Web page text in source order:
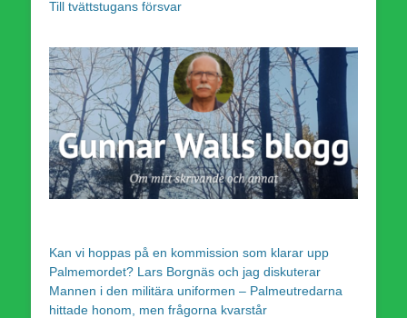
Till tvättstugans försvar
Kan vi hoppas på en kommission som klarar upp
Palmemordet? Lars Borgnäs och jag diskuterar
Mannen i den militära uniformen – Palmeutredarna
hittade honom, men frågorna kvarstår